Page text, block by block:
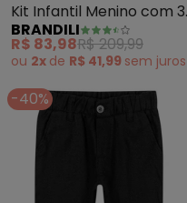
Kit Infantil Menino com 3
Calças Sortidas
BRANDILI
R$ 83,98R$ 209,99
ou 2x de R$ 41,99 sem juros
-40%